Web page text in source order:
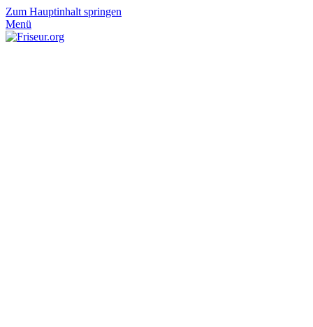
Zum Hauptinhalt springen
Menü